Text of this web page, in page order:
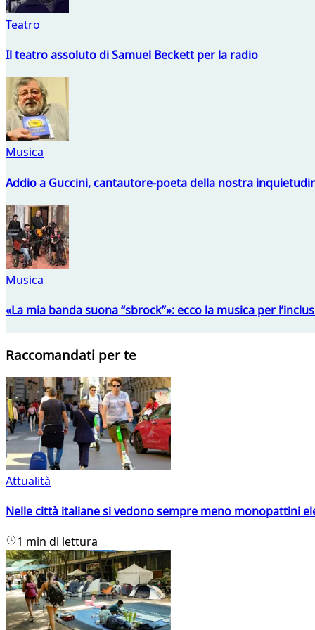
Teatro
Il teatro assoluto di Samuel Beckett per la radio
Musica
Addio a Guccini, cantautore-poeta della nostra
Musica
«La mia banda suona “sbrock”»: ecco la musica per
Raccomandati per te
Attualità
Nelle città italiane si vedono sempre meno monopattini
1 min di lettura